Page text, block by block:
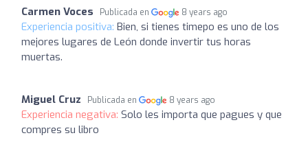
Carmen Voces Publicada en 8 years ago
Experiencia positiva: Bien, si tienes timepo es uno de los
mejores lugares de León donde invertir tus horas
muertas.
Miguel Cruz Publicada en 8 years ago
Experiencia negativa: Solo les importa que pagues y que
compres su libro